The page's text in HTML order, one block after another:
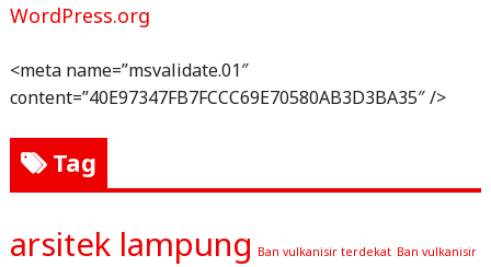
WordPress.org
<meta name=”msvalidate.01″
content=”40E97347FB7FCCC69E70580AB3D3BA35″ />
Tag
arsitek lampung Ban vulkanisir terdekat Ban vulkanisir